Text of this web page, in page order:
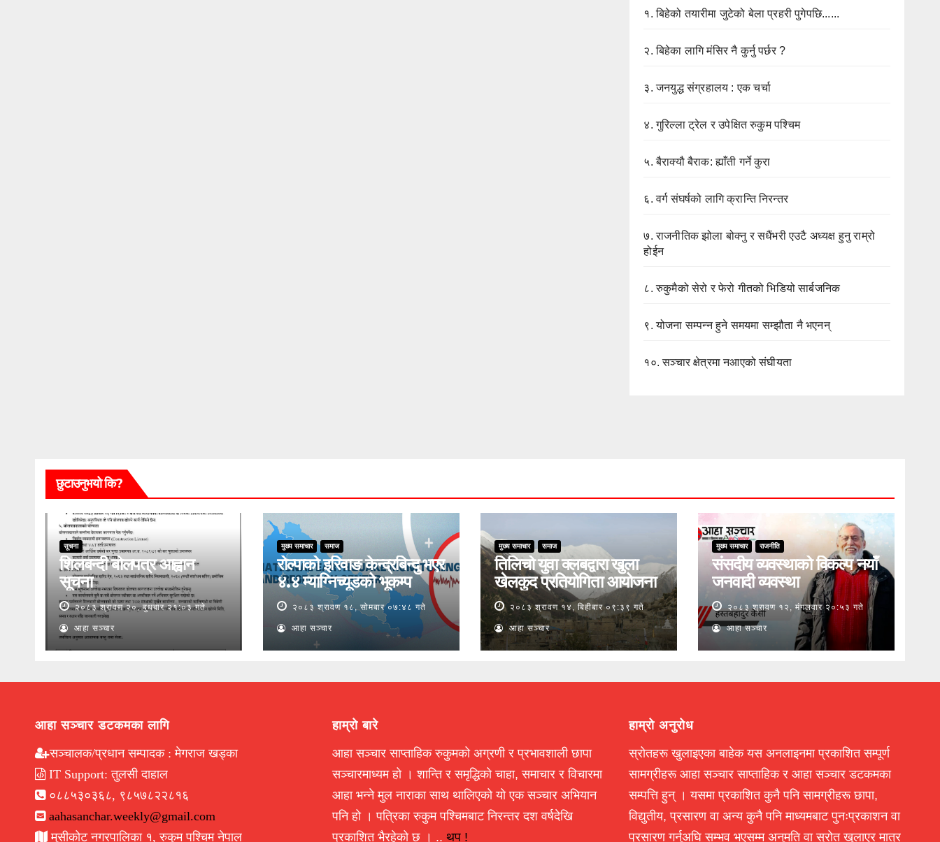
१.बिहेको तयारीमा जुटेको बेला प्रहरी पुगेपछि......
२.बिहेका लागि मंसिर नै कुर्नु पर्छर ?
३.जनयुद्ध संग्रहालय : एक चर्चा
४.गुरिल्ला ट्रेल र उपेक्षित रुकुम पश्चिम
५.बैराक्यौ बैराक: ह्याँती गर्ने कुरा
६.वर्ग संघर्षको लागि क्रान्ति निरन्तर
७.राजनीतिक झोला बोक्नु र सधैंभरी एउटै अध्यक्ष हुनु राम्रो
होईन
८.रुकुमैको सेरो र फेरो गीतको भिडियो सार्बजनिक
९.योजना सम्पन्न हुने समयमा सम्झौता नै भएनन्
१०.सञ्चार क्षेत्रमा नआएको संघीयता
छुटाउनुभयो कि?
सूचना
शिलबन्दी बोलपत्र आह्वान
सूचना
२०८३ श्रावण २०, बुधबार २१:०३ गते
आहा सञ्चार
मुख्य समाचार समाज
रोल्पाको इरिवाङ केन्द्रबिन्दु भएर
४.४ म्याग्निच्यूडको भूकम्प
२०८३ श्रावण १८, सोमबार ०७:४८ गते
आहा सञ्चार
मुख्य समाचार समाज
तिलिचो युवा क्लबद्वारा खुला
खेलकुद प्रतियोगिता आयोजना
२०८३ श्रावण १४, बिहीबार ०९:३९ गते
आहा सञ्चार
मुख्य समाचार राजनीति
संसदीय व्यवस्थाको विकल्प नयाँ
जनवादी व्यवस्था
२०८३ श्रावण १२, मंगलवार २०:५३ गते
आहा सञ्चार
आहा सञ्चार डटकमका लागि
सञ्चालक/प्रधान सम्पादक : मेगराज खड्का
IT Support: तुलसी दाहाल
०८८५३०३६८, ९८५७८२२८१६
aahasanchar.weekly@gmail.com
मुसीकोट नगरपालिका १, रुकुम पश्चिम नेपाल
हाम्रो बारे
आहा सञ्चार साप्ताहिक रुकुमको अग्रणी र प्रभावशाली छापा
सञ्चारमाध्यम हो । शान्ति र समृद्धिको चाहा, समाचार र विचारमा
आहा भन्ने मुल नाराका साथ थालिएको यो एक सञ्चार अभियान
पनि हो । पत्रिका रुकुम पश्चिमबाट निरन्तर दश वर्षदेखि
प्रकाशित भैरहेको छ । .. थप !
हाम्रो अनुरोध
स्रोतहरू खुलाइएका बाहेक यस अनलाइनमा प्रकाशित सम्पूर्ण
सामग्रीहरू आहा सञ्चार साप्ताहिक र आहा सञ्चार डटकमका
सम्पत्ति हुन् । यसमा प्रकाशित कुनै पनि सामग्रीहरू छापा,
विद्युतीय, प्रसारण वा अन्य कुनै पनि माध्यमबाट पुनःप्रकाशन वा
प्रसारण गर्नुअघि सम्भव भएसम्म अनुमति वा स्रोत खुलाएर मात्र